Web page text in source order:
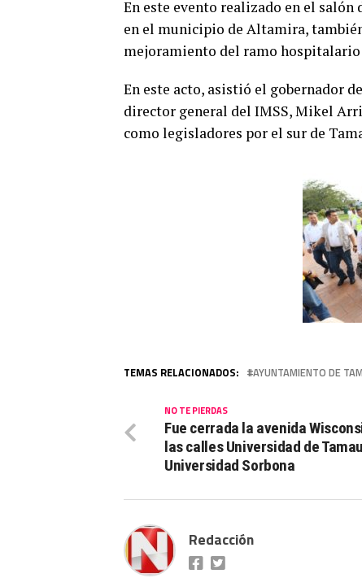
En este evento realizado en el salón
en el municipio de Altamira,
mejoramiento del ramo
En este acto, asistió el gobernador
director general del IMSS, Mikel
como legisladores por el sur de
TEMAS RELACIONADOS: AYUNTAMIENTO DE
NO TE PIERDAS
Fue cerrada la avenida
las calles Universidad de
Universidad Sorbona
Redacción